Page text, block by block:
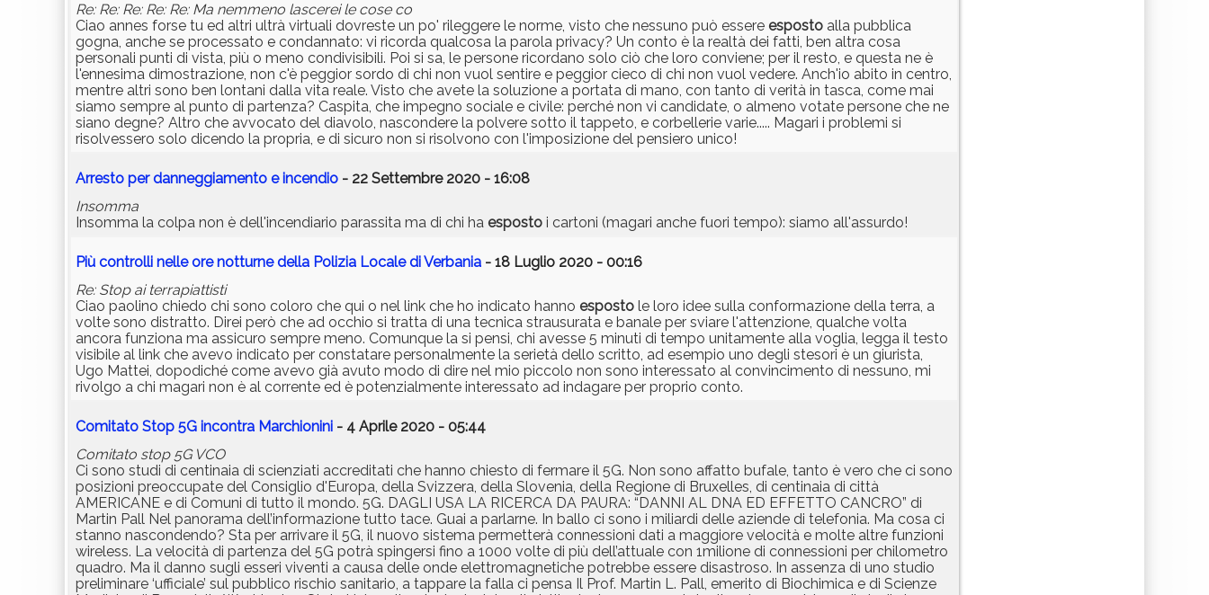
Re: Re: Re: Re: Re: Ma nemmeno lascerei le cose co
Ciao annes forse tu ed altri ultrà virtuali dovreste un po' rileggere le norme, visto che nessuno può essere esposto alla pubblica
gogna, anche se processato e condannato: vi ricorda qualcosa la parola privacy? Un conto è la realtà dei fatti, ben altra cosa
personali punti di vista, più o meno condivisibili. Poi si sa, le persone ricordano solo ciò che loro conviene; per il resto, e questa ne è
l'ennesima dimostrazione, non c'è peggior sordo di chi non vuol sentire e peggior cieco di chi non vuol vedere. Anch'io abito in centro,
mentre altri sono ben lontani dalla vita reale. Visto che avete la soluzione a portata di mano, con tanto di verità in tasca, come mai
siamo sempre al punto di partenza? Caspita, che impegno sociale e civile: perché non vi candidate, o almeno votate persone che ne
siano degne? Altro che avvocato del diavolo, nascondere la polvere sotto il tappeto, e corbellerie varie..... Magari i problemi si
risolvessero solo dicendo la propria, e di sicuro non si risolvono con l'imposizione del pensiero unico!
Arresto per danneggiamento e incendio - 22 Settembre 2020 - 16:08
Insomma
Insomma la colpa non è dell'incendiario parassita ma di chi ha esposto i cartoni (magari anche fuori tempo): siamo all'assurdo!
Più controlli nelle ore notturne della Polizia Locale di Verbania - 18 Luglio 2020 - 00:16
Re: Stop ai terrapiattisti
Ciao paolino chiedo chi sono coloro che qui o nel link che ho indicato hanno esposto le loro idee sulla conformazione della terra, a
volte sono distratto. Direi però che ad occhio si tratta di una tecnica strausurata e banale per sviare l'attenzione, qualche volta
ancora funziona ma assicuro sempre meno. Comunque la si pensi, chi avesse 5 minuti di tempo unitamente alla voglia, legga il testo
visibile al link che avevo indicato per constatare personalmente la serietà dello scritto, ad esempio uno degli stesori è un giurista,
Ugo Mattei, dopodiché come avevo già avuto modo di dire nel mio piccolo non sono interessato al convincimento di nessuno, mi
rivolgo a chi magari non è al corrente ed è potenzialmente interessato ad indagare per proprio conto.
Comitato Stop 5G incontra Marchionini - 4 Aprile 2020 - 05:44
Comitato stop 5G VCO
Ci sono studi di centinaia di scienziati accreditati che hanno chiesto di fermare il 5G. Non sono affatto bufale, tanto è vero che ci sono
posizioni preoccupate del Consiglio d'Europa, della Svizzera, della Slovenia, della Regione di Bruxelles, di centinaia di città
AMERICANE e di Comuni di tutto il mondo. 5G. DAGLI USA LA RICERCA DA PAURA: “DANNI AL DNA ED EFFETTO CANCRO” di
Martin Pall Nel panorama dell’informazione tutto tace. Guai a parlarne. In ballo ci sono i miliardi delle aziende di telefonia. Ma cosa ci
stanno nascondendo? Sta per arrivare il 5G, il nuovo sistema permetterà connessioni dati a maggiore velocità e molte altre funzioni
wireless. La velocità di partenza del 5G potrà spingersi fino a 1000 volte di più dell’attuale con 1milione di connessioni per chilometro
quadro. Ma il danno sugli esseri viventi a causa delle onde elettromagnetiche potrebbe essere disastroso. In assenza di uno studio
preliminare ‘ufficiale’ sul pubblico rischio sanitario, a tappare la falla ci pensa Il Prof. Martin L. Pall, emerito di Biochimica e di Scienze